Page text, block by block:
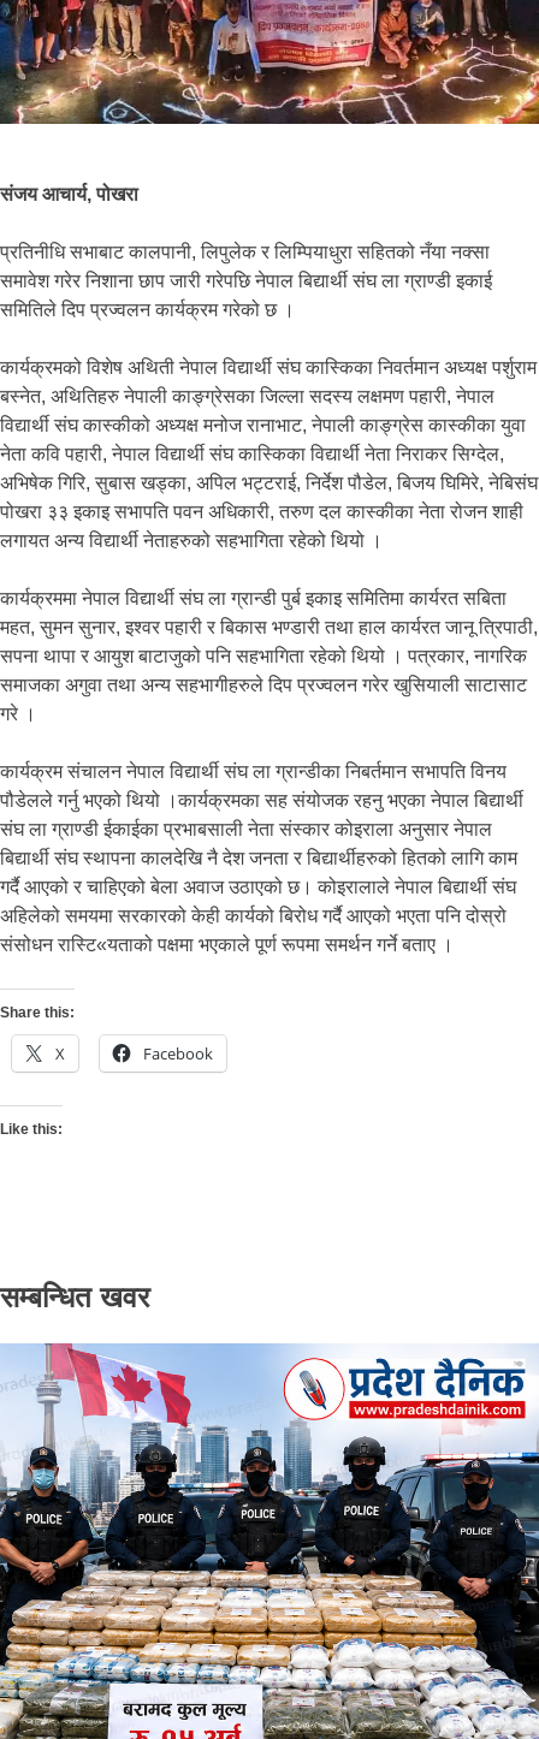
संजय आचार्य, पोखरा
प्रतिनीधि सभाबाट कालपानी, लिपुलेक र लिम्पियाधुरा सहितको नँया नक्सा
समावेश गरेर निशाना छाप जारी गरेपछि नेपाल बिद्यार्थी संघ ला ग्राण्डी इकाई
समितिले दिप प्रज्वलन कार्यक्रम गरेको छ ।
कार्यक्रमको विशेष अथिती नेपाल विद्यार्थी संघ कास्किका निवर्तमान अध्यक्ष पर्शुराम
बस्नेत, अथितिहरु नेपाली काङ्ग्रेसका जिल्ला सदस्य लक्षमण पहारी, नेपाल
विद्यार्थी संघ कास्कीको अध्यक्ष मनोज रानाभाट, नेपाली काङ्ग्रेस कास्कीका युवा
नेता कवि पहारी, नेपाल विद्यार्थी संघ कास्किका विद्यार्थी नेता निराकर सिग्देल,
अभिषेक गिरि, सुबास खड्का, अपिल भट्टराई, निर्देश पौडेल, बिजय घिमिरे, नेबिसंघ
पोखरा ३३ इकाइ सभापति पवन अधिकारी, तरुण दल कास्कीका नेता रोजन शाही
लगायत अन्य विद्यार्थी नेताहरुको सहभागिता रहेको थियो ।
कार्यक्रममा नेपाल विद्यार्थी संघ ला ग्रान्डी पुर्ब इकाइ समितिमा कार्यरत सबिता
महत, सुमन सुनार, इश्वर पहारी र बिकास भण्डारी तथा हाल कार्यरत जानू त्रिपाठी,
सपना थापा र आयुश बाटाजुको पनि सहभागिता रहेको थियो । पत्रकार, नागरिक
समाजका अगुवा तथा अन्य सहभागीहरुले दिप प्रज्वलन गरेर खुसियाली साटासाट
गरे ।
कार्यक्रम संचालन नेपाल विद्यार्थी संघ ला ग्रान्डीका निबर्तमान सभापति विनय
पौडेलले गर्नु भएको थियो ।कार्यक्रमका सह संयोजक रहनु भएका नेपाल बिद्यार्थी
संघ ला ग्राण्डी ईकाईका प्रभाबसाली नेता संस्कार कोइराला अनुसार नेपाल
बिद्यार्थी संघ स्थापना कालदेखि नै देश जनता र बिद्यार्थीहरुको हितको लागि काम
गर्दै आएको र चाहिएको बेला अवाज उठाएको छ। कोइरालाले नेपाल बिद्यार्थी संघ
अहिलेको समयमा सरकारको केही कार्यको बिरोध गर्दै आएको भएता पनि दोस्रो
संसोधन रास्टि«यताको पक्षमा भएकाले पूर्ण रूपमा समर्थन गर्ने बताए ।
Share this:
X Facebook
Like this:
सम्बन्धित खवर